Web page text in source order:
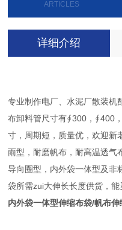
ARTICLES
详细介绍
专业制作电厂、水泥厂散装机
布卸料管尺寸有∮300，∮400
寸，周期短，质量优，欢迎新
雨型，耐磨帆布，耐高温透气
导向圈型，内外袋一体型及非
袋所需zui大伸长长度供货，
内外袋一体型伸缩布袋/帆布伸